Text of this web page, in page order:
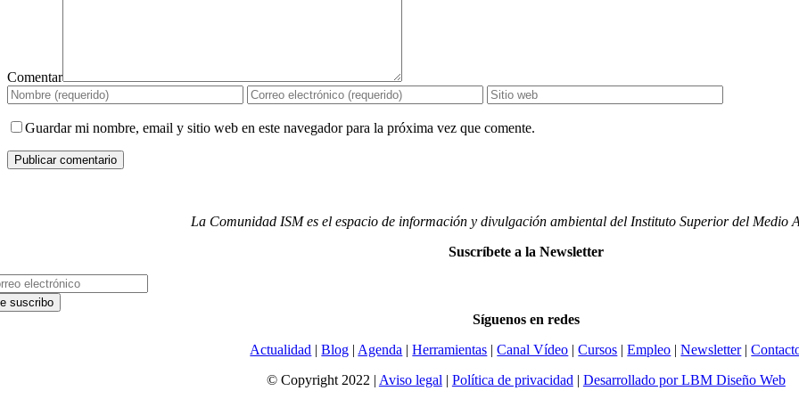
Comentar
Guardar mi nombre, email y sitio web en este navegador para la próxima vez que comente.
La Comunidad ISM es el espacio de información y divulgación ambiental del Instituto Superior del Medio
Suscríbete a la Newsletter
Síguenos en redes
Actualidad |Blog | Agenda |Herramientas |Canal Vídeo |Cursos |Empleo |Newsletter|
© Copyright 2022 | Aviso legal | Política de privacidad | Desarrollado por LBM Diseño Web